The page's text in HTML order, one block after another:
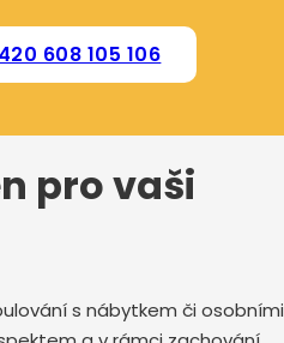
608 105 106
pro vaši
s nábytkem či osobními